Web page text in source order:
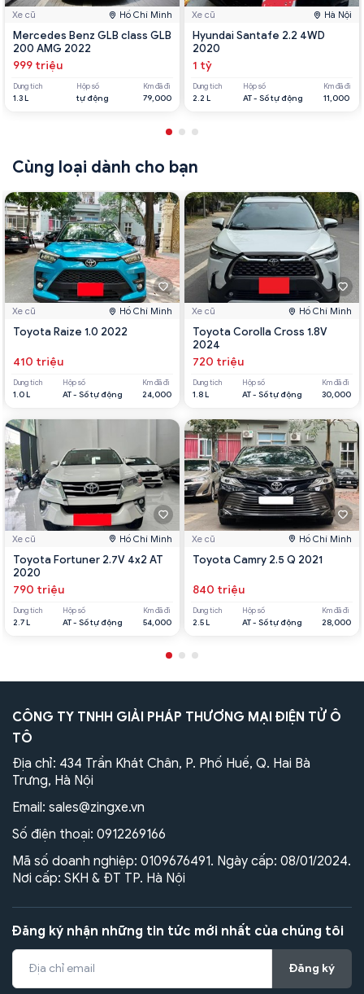
Xe cũ Hồ Chí Minh
Mercedes Benz GLB class GLB
200 AMG 2022
999 triệu
Dung tích
1.3 L
Hộp số
tự động
Km đã đi
79,000
Xe cũ Hà Nội
Hyundai Santafe 2.2 4WD
2020
1 tỷ
Dung tích
2.2 L
Hộp số
AT - Số tự động
Km đã đi
11,000
Cùng loại dành cho bạn
Xe cũ Hồ Chí Minh
Toyota Raize 1.0 2022
410 triệu
Dung tích
1.0 L
Hộp số
AT - Số tự động
Km đã đi
24,000
Xe cũ Hồ Chí Minh
Toyota Fortuner 2.7V 4x2 AT
2020
790 triệu
Dung tích
2.7 L
Hộp số
AT - Số tự động
Km đã đi
54,000
Xe cũ Hồ Chí Minh
Toyota Corolla Cross 1.8V
2024
720 triệu
Dung tích
1.8 L
Hộp số
AT - Số tự động
Km đã đi
30,000
Xe cũ Hồ Chí Minh
Toyota Camry 2.5 Q 2021
840 triệu
Dung tích
2.5 L
Hộp số
AT - Số tự động
Km đã đi
28,000
CÔNG TY TNHH GIẢI PHÁP THƯƠNG MẠI ĐIỆN TỬ Ô
TÔ
Địa chỉ: 434 Trần Khát Chân, P. Phố Huế, Q. Hai Bà
Trưng, Hà Nội
Email: sales@zingxe.vn
Số điện thoại: 0912269166
Mã số doanh nghiệp: 0109676491. Ngày cấp: 08/01/2024.
Nơi cấp: SKH & ĐT TP. Hà Nội
Đăng ký nhận những tin tức mới nhất của chúng tôi
Đăng ký